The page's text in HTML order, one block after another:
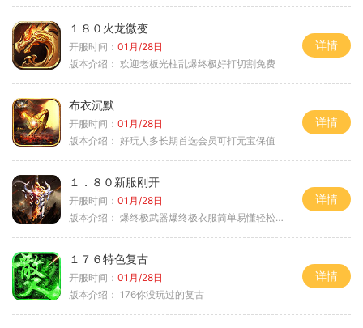
１８０火龙微变
开服时间： 01月/28日
版本介绍： 欢迎老板光柱乱爆终极好打切割免费
详情
布衣沉默
开服时间： 01月/28日
版本介绍： 好玩人多长期首选会员可打元宝保值
详情
１．８０新服刚开
开服时间： 01月/28日
版本介绍： 爆终极武器爆终极衣服简单易懂轻松满级
详情
１７６特色复古
开服时间： 01月/28日
版本介绍： 176你没玩过的复古
详情